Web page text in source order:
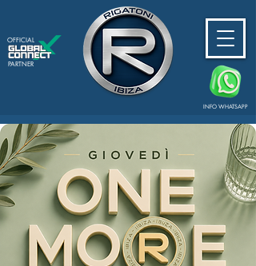
PARTNER
OFFICIAL
INFO WHATSAPP